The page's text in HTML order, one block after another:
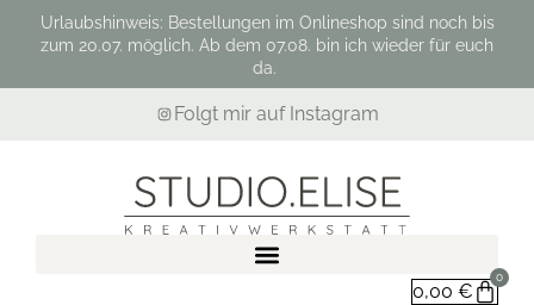
Urlaubshinweis: Bestellungen im Onlineshop sind noch bis
zum 20.07. möglich. Ab dem 07.08. bin ich wieder für euch
da.
Folgt mir auf Instagram
0,00 €
0